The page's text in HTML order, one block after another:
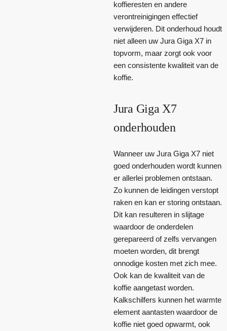
koffieresten en andere
verontreinigingen effectief
verwijderen. Dit onderhoud houdt
niet alleen uw Jura Giga X7 in
topvorm, maar zorgt ook voor
een consistente kwaliteit van de
koffie.
Jura Giga X7
onderhouden
Wanneer uw Jura Giga X7 niet
goed onderhouden wordt kunnen
er allerlei problemen ontstaan.
Zo kunnen de leidingen verstopt
raken en kan er storing ontstaan.
Dit kan resulteren in slijtage
waardoor de onderdelen
gerepareerd of zelfs vervangen
moeten worden, dit brengt
onnodige kosten met zich mee.
Ook kan de kwaliteit van de
koffie aangetast worden.
Kalkschilfers kunnen het warmte
element aantasten waardoor de
koffie niet goed opwarmt, ook